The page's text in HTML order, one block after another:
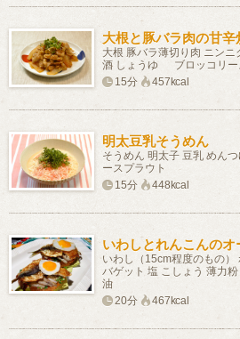
大根と豚バラ肉の甘辛
大根 豚バラ薄切り肉 ニン
酒 しょうゆ ブロッコリー
15分
457kcal
明太豆乳そうめん
そうめん 明太子 豆乳 めん
ースプラウト
15分
448kcal
いわしとれんこんのオ
いわし（15cm程度のもの）
バゲット 塩 こしょう 薄力
油
20分
467kcal